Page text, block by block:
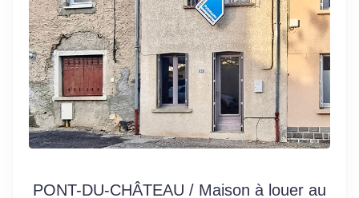
PONT-DU-CHÂTEAU / Maison à louer au